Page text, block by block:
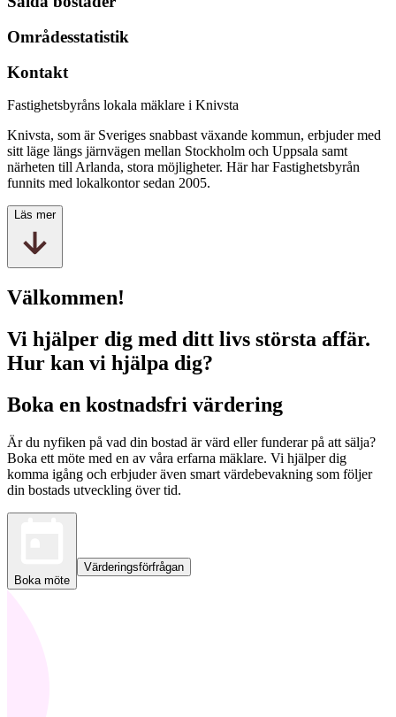
Områdesstatistik
Kontakt
Fastighetsbyråns lokala mäklare i Knivsta
Knivsta, som är Sveriges snabbast växande kommun, erbjuder med
sitt läge längs järnvägen mellan Stockholm och Uppsala samt
närheten till Arlanda, stora möjligheter. Här har Fastighetsbyrån
funnits med lokalkontor sedan 2005.
Läs mer
Välkommen!
Vi hjälper dig med ditt livs största affär.
Hur kan vi hjälpa dig?
Boka en kostnadsfri värdering
Är du nyfiken på vad din bostad är värd eller funderar på att sälja?
Boka ett möte med en av våra erfarna mäklare. Vi hjälper dig
komma igång och erbjuder även smart värdebevakning som följer
din bostads utveckling över tid.
Boka möte
Värderingsförfrågan